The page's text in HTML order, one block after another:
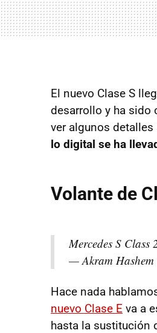
El nuevo Clase S
desarrollo y ha sido
ver algunos
lo digital se ha
Volante de
Mercedes S Class
— Akram
Hace nada
nuevo Clase E va a
hasta la sustitución